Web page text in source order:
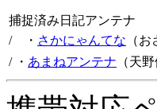
捕捉済み日記アンテナ
/ ・ さかにゃんてな （
/ ・ あまねアンテナ （天